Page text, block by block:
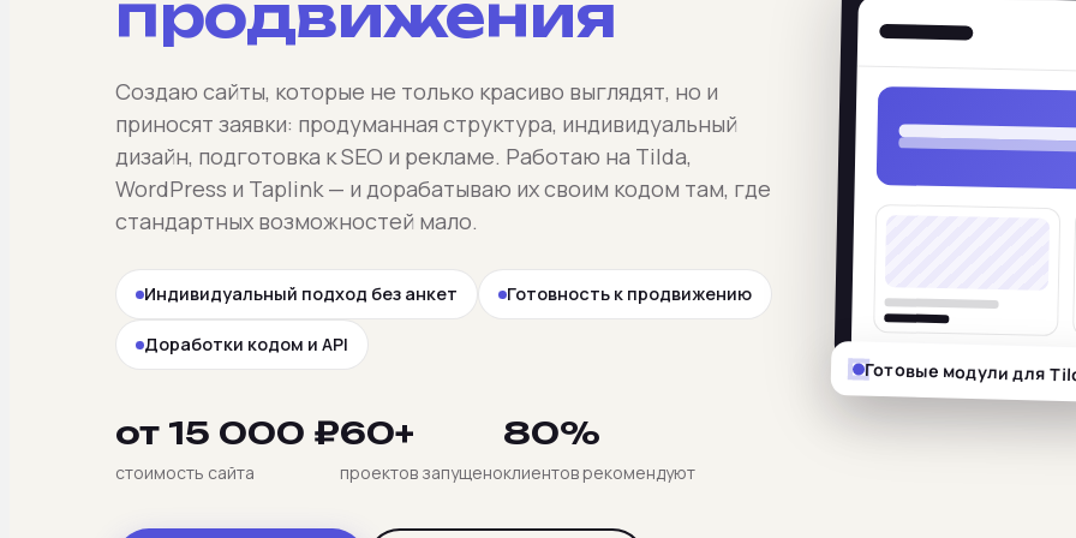
продвижения
Создаю сайты, которые не только красиво выглядят, но и
приносят заявки: продуманная структура, индивидуальный
дизайн, подготовка к SEO и рекламе. Работаю на Tilda,
WordPress и Taplink — и дорабатываю их своим кодом там, где
стандартных возможностей мало.
Индивидуальный подход без анкет Готовность к продвижению
Доработки кодом и API
от 15 000 ₽
стоимость сайта
60+
проектов запущено
80%
клиентов рекомендуют
Готовые модули для